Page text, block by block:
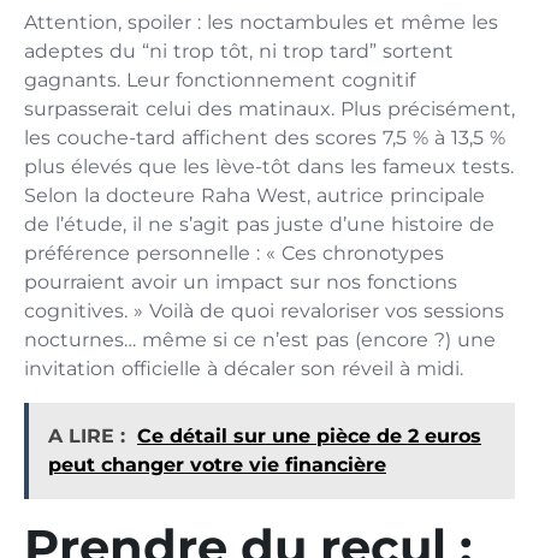
Attention, spoiler : les noctambules et même les
adeptes du “ni trop tôt, ni trop tard” sortent
gagnants. Leur fonctionnement cognitif
surpasserait celui des matinaux. Plus précisément,
les couche-tard affichent des scores 7,5 % à 13,5 %
plus élevés que les lève-tôt dans les fameux tests.
Selon la docteure Raha West, autrice principale
de l’étude, il ne s’agit pas juste d’une histoire de
préférence personnelle : « Ces chronotypes
pourraient avoir un impact sur nos fonctions
cognitives. » Voilà de quoi revaloriser vos sessions
nocturnes… même si ce n’est pas (encore ?) une
invitation officielle à décaler son réveil à midi.
A LIRE : Ce détail sur une pièce de 2 euros
peut changer votre vie financière
Prendre du recul :